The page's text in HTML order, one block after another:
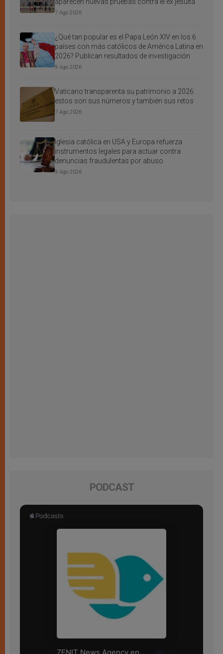
aparecen nuevas pruebas contra el ex jesuita
7 Ago 2026
¿Qué tan popular es el Papa León XIV en los 6
países con más católicos de América Latina en
2026? Publican resultados de investigación
9 Ago 2026
Vaticano transparenta su patrimonio a 2026:
estos son sus números y también sus retos
7 Ago 2026
Iglesia católica en USA y Europa refuerza
instrumentos legales para actuar contra
denuncias fraudulentas por abuso
9 Ago 2026
PODCAST